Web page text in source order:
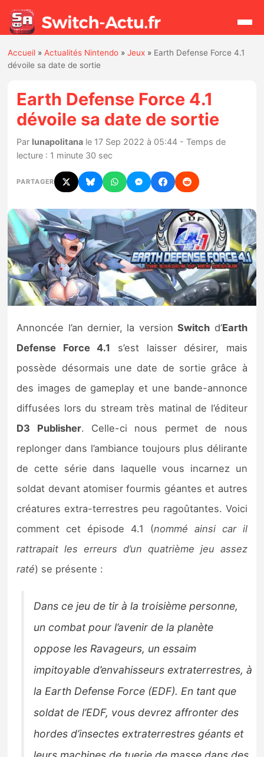
Actualités
Jeux
Hardware
Chiffres de ventes
Rumeurs
Nintendo Direct
Tests et previews
Tests de jeux
Tests d’accessoires
Autres tests
Previews
Précommandes
Précommandes jeux Switch 2
Sorties de jeux
Bons plans
Guides
Accueil »Actualités Nintendo »Jeux » Earth Defense Force 4.1
dévoile sa date de sortie
Earth Defense Force 4.1
dévoile sa date de sortie
Par lunapolitana le 17 Sep 2022 à 05:44 - Temps de
lecture : 1 minute 30 sec
PARTAGER
Annoncée l’an dernier, la versionSwitch d’Earth
Defense Force 4.1 s’est laisser désirer, mais
possède désormais une date de sortie grâce à
des images de gameplay et une bande-annonce
diffusées lors du stream très matinal de l’éditeur
D3 Publisher. Celle-ci nous permet de nous
replonger dans l’ambiance toujours plus délirante
de cette série dans laquelle vous incarnez un
soldat devant atomiser fourmis géantes et autres
créatures extra-terrestres peu ragoûtantes. Voici
comment cet épisode 4.1 (nommé ainsi car il
rattrapait les erreurs d’un quatrième jeu assez
raté) se présente :
Dans ce jeu de tir à la troisième personne,
un combat pour l’avenir de la planète
oppose les Ravageurs, un essaim
impitoyable d’envahisseurs extraterrestres, à
la Earth Defense Force (EDF). En tant que
soldat de l’EDF, vous devrez affronter des
hordes d’insectes extraterrestres géants et